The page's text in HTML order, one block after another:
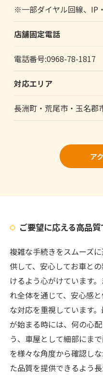
※一部ダイヤル回線、IP
店舗固定電話
電話番号:0968-78-1817
対応エリア
長洲町・荒尾市・玉名郡
ア
ご要望に応える高品
複雑な手続きをスムーズ
供して、安心してお車と
けるよう心がけています
れ全体を通じて、安心感
な対応を重視しています
が始まる時には、何の心
う、車屋として細部にま
を様々な角度から確認し
た品質を提供できるよう